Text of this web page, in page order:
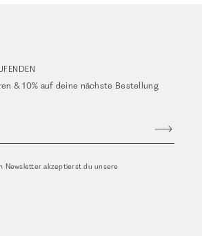
& 10% auf deine nächste Bestellung
Newsletter akzeptierst du unsere